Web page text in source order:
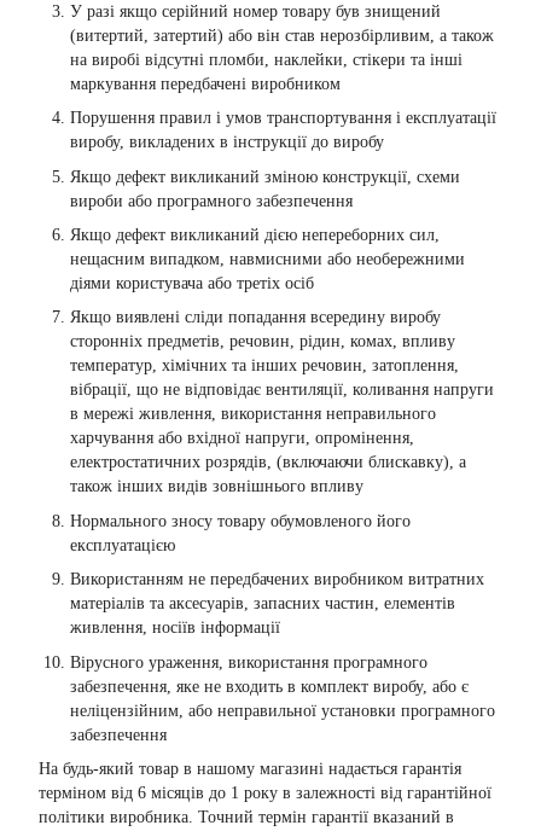
У разі якщо серійний номер товару був знищений
(витертий, затертий) або він став нерозбірливим, а також
на виробі відсутні пломби, наклейки, стікери та інші
маркування передбачені виробником
Порушення правил і умов транспортування і експлуатації
виробу, викладених в інструкції до виробу
Якщо дефект викликаний зміною конструкції, схеми
вироби або програмного забезпечення
Якщо дефект викликаний дією непереборних сил,
нещасним випадком, навмисними або необережними
діями користувача або третіх осіб
Якщо виявлені сліди попадання всередину виробу
сторонніх предметів, речовин, рідин, комах, впливу
температур, хімічних та інших речовин, затоплення,
вібрації, що не відповідає вентиляції, коливання напруги
в мережі живлення, використання неправильного
харчування або вхідної напруги, опромінення,
електростатичних розрядів, (включаючи блискавку), а
також інших видів зовнішнього впливу
Нормального зносу товару обумовленого його
експлуатацією
Використанням не передбачених виробником витратних
матеріалів та аксесуарів, запасних частин, елементів
живлення, носіїв інформації
Вірусного ураження, використання програмного
забезпечення, яке не входить в комплект виробу, або є
неліцензійним, або неправильної установки програмного
забезпечення
На будь-який товар в нашому магазині надається гарантія
терміном від 6 місяців до 1 року в залежності від гарантійної
політики виробника. Точний термін гарантії вказаний в